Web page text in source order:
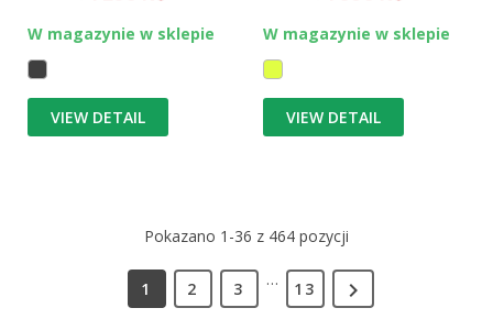
W magazynie w sklepie
VIEW DETAIL
W magazynie w sklepie
VIEW DETAIL
Pokazano 1-36 z 464 pozycji
1 2 3 … 13 